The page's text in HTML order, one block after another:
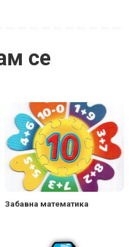
се
Забавна математика